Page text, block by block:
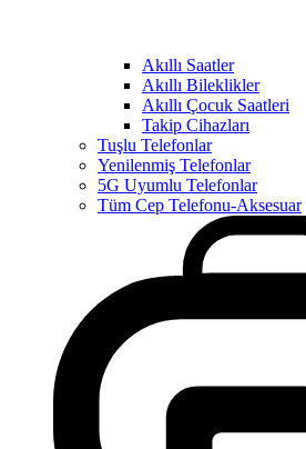
Akıllı Saatler
Akıllı Bileklikler
Akıllı Çocuk Saatleri
Takip Cihazları
Tuşlu Telefonlar
Yenilenmiş Telefonlar
5G Uyumlu Telefonlar
Tüm Cep Telefonu-Aksesuar